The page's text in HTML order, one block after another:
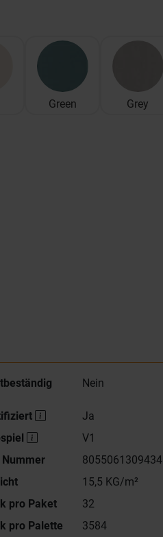
Green Grey
Nein
Ja
V1
Nummer
8055061309434
15,5 KG/m²
pro Paket
32
pro Palette
3584